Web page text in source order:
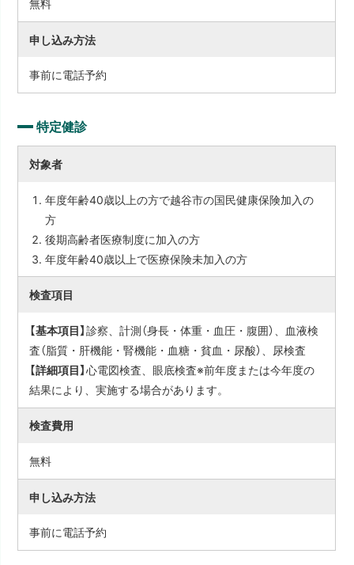
無料
申し込み方法
事前に電話予約
特定健診
対象者
年度年齢40歳以上の方で越谷市の国民健康保険加入の
方
後期高齢者医療制度に加入の方
年度年齢40歳以上で医療保険未加入の方
検査項目
【基本項目】診察、計測（身長・体重・血圧・腹囲）、血液検
査（脂質・肝機能・腎機能・血糖・貧血・尿酸）、尿検査
【詳細項目】心電図検査、眼底検査※前年度または今年度の
結果により、実施する場合があります。
検査費用
無料
申し込み方法
事前に電話予約